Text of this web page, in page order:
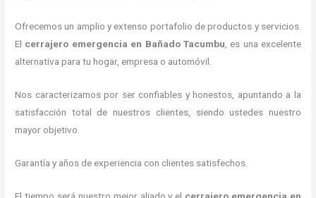
Ofrecemos un amplio y extenso portafolio de productos y servicios.
El cerrajero emergencia en Bañado Tacumbu, es una excelente
alternativa para tu hogar, empresa o automóvil.
Nos caracterizamos por ser confiables y honestos, apuntando a la
satisfacción total de nuestros clientes, siendo ustedes nuestro
mayor objetivo.
Garantía y años de experiencia con clientes satisfechos.